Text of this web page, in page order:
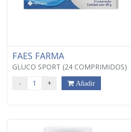
FAES FARMA
GLUCO SPORT (24 COMPRIMIDOS)
- + Añadir